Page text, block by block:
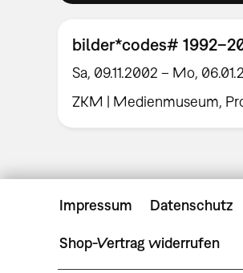
bilder*codes#
Sa, 09.11.2002 – Mo,
ZKM | Medienmuseum,
Impressum Datenschutz
Shop-Vertrag widerrufen